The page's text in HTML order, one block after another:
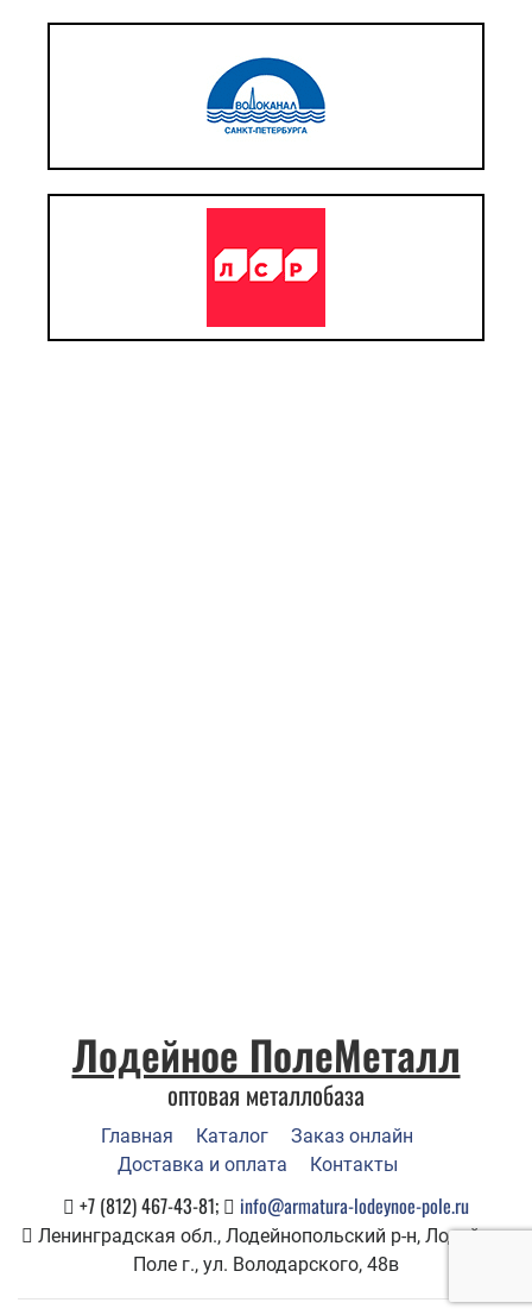
Лодейное ПолеМеталл
оптовая металлобаза
Главная Каталог
Заказ онлайн
Доставка и оплата
Контакты
+7 (812) 467-43-81; info@armatura-lodeynoe-pole.ru
Ленинградская обл., Лодейнопольский р-н, Лодейное
Поле г., ул. Володарского, 48в